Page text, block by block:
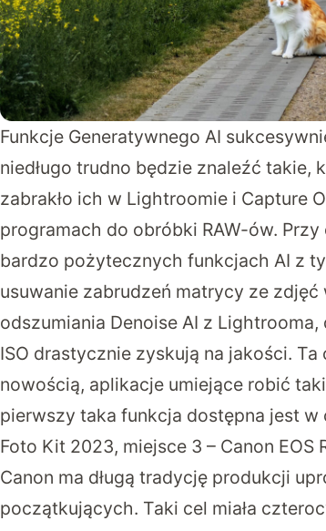
Funkcje Generatywnego AI
niedługo trudno będzie znaleźć
zabrakło ich w Lightroomie i Capture
programach do obróbki RAW-ów.
bardzo pożytecznych funkcjach AI z
usuwanie zabrudzeń matrycy ze
odszumiania Denoise AI z
ISO drastycznie zyskują na jakości.
nowością, aplikacje umiejące robić
pierwszy taka funkcja dostępna jest
Foto Kit 2023, miejsce 3 – Canon EOS
Canon ma długą tradycję produkcji
początkujących. Taki cel miała